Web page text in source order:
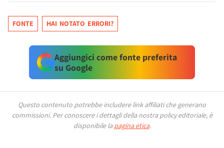
FONTE HAI NOTATO ERRORI?
Aggiungici come fonte preferita
su Google
Questo contenuto potrebbe includere link affiliati che generano
commissioni. Per conoscere i dettagli della nostra policy editoriale, è
disponibile la pagina etica.